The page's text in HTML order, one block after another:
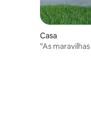
Casa
"As